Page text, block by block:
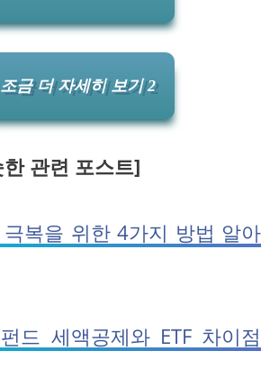
조금 더 자세히 보기 2
관련 포스트]
복을 위한 4가지 방법 알아
드 세액공제와 ETF 차이점